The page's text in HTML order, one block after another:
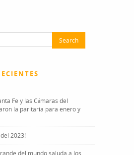
Fe y las Cámaras del
la paritaria para enero y
2023!
del mundo saluda a los